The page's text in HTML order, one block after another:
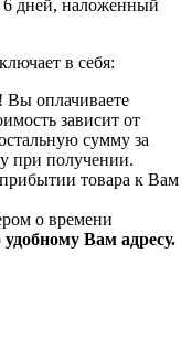
6 дней, наложенный
в себя:
оплачиваете
зависит от
сумму за
при получении.
товара к Вам
о времени
удобному Вам адресу.